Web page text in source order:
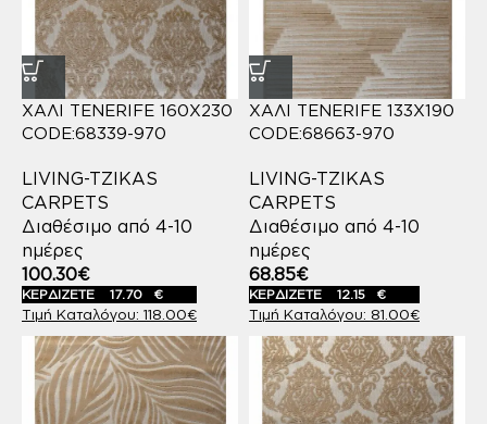
ΧΑΛΙ TENERIFE 160X230
CODE:68339-970
LIVING-TZIKAS
CARPETS
Διαθέσιμο από 4-10
ημέρες
118.00€
100.30€
ΚΕΡΔΙΖΕΤΕ 17.70 €
ΧΑΛΙ TENERIFE 133X190
CODE:68663-970
LIVING-TZIKAS
CARPETS
Διαθέσιμο από 4-10
ημέρες
81.00€
68.85€
ΚΕΡΔΙΖΕΤΕ 12.15 €